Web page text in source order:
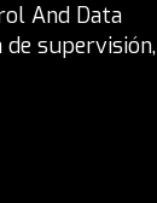
And Data
supervisión,